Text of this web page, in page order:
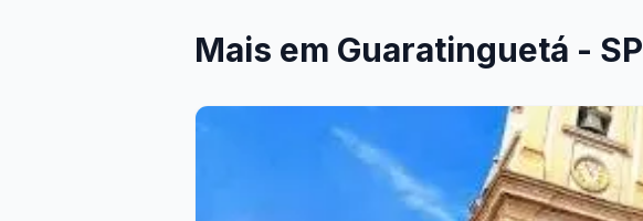
Mais em Guaratinguetá - SP